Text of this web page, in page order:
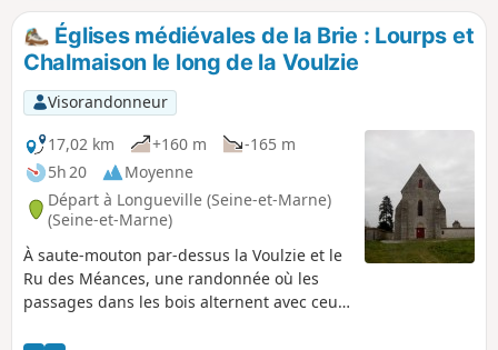
Églises médiévales de la Brie : Lourps et
Chalmaison le long de la Voulzie
Visorandonneur
17,02 km
+160 m
-165 m
5h 20
Moyenne
Départ à Longueville (Seine-et-Marne)
(Seine-et-Marne)
À saute-mouton par-dessus la Voulzie et le
Ru des Méances, une randonnée où les
passages dans les bois alternent avec ceux